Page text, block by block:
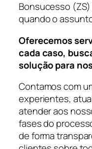
Bonsucesso
quando o
Oferecemos
cada caso,
solução para
Contamos com
experientes,
atender aos
fases do
de forma